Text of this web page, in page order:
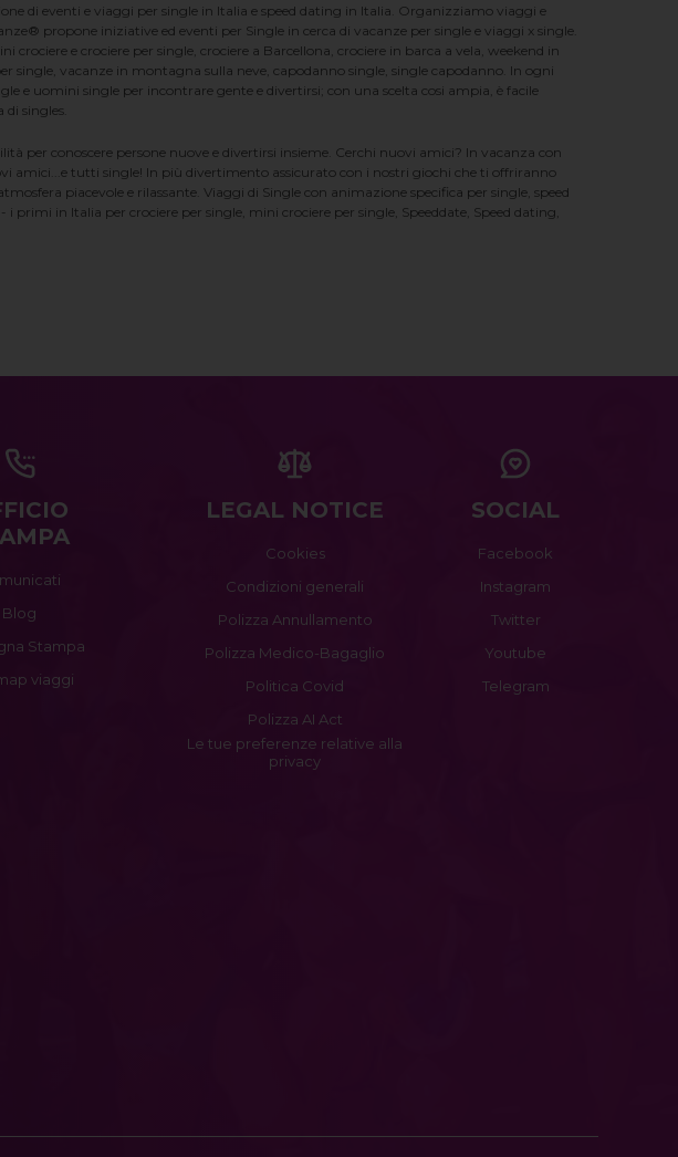
di eventi e viaggi per single in Italia e speed dating in Italia. Organizziamo viaggi e
propone iniziative ed eventi per Single in cerca di vacanze per single e viaggi x single.
crociere e crociere per single, crociere a Barcellona, crociere in barca a vela, weekend in
single, vacanze in montagna sulla neve, capodanno single, single capodanno. In ogni
e uomini single per incontrare gente e divertirsi; con una scelta cosi ampia, è facile
singles.
per conoscere persone nuove e divertirsi insieme. Cerchi nuovi amici? In vacanza con
amici...e tutti single! In più divertimento assicurato con i nostri giochi che ti offriranno
piacevole e rilassante. Viaggi di Single con animazione specifica per single, speed
i primi in Italia per crociere per single, mini crociere per single, Speeddate, Speed dating,
Blog
Stampa
viaggi
LEGAL NOTICE
Cookies
Condizioni generali
Polizza Annullamento
Polizza Medico-Bagaglio
Politica Covid
Polizza AI Act
Le tue preferenze relative alla
privacy
SOCIAL
Facebook
Instagram
Twitter
Youtube
Telegram